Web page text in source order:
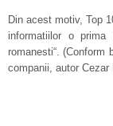
Din acest motiv, Top
informatiilor o
romanesti“. (Conform
companii, autor Cezar